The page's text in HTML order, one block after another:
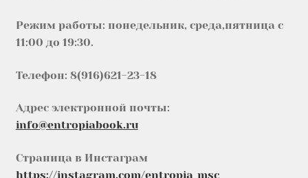
Режим работы: понедельник, среда,пятница с
11:00 до 19:30.
Телефон: 8(916)621-23-18
Адрес электронной почты:
info@entropiabook.ru
Страница в Инстаграм
https://instagram.com/entropia_msc